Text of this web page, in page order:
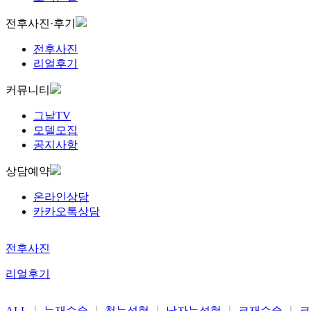
전후사진·후기
전후사진
리얼후기
커뮤니티
그날TV
모델모집
공지사항
상담예약
온라인상담
카카오톡상담
전후사진
리얼후기